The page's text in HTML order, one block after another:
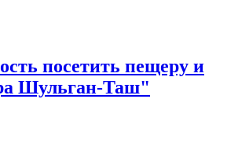
посетить пещеру и
Шульган-Таш"